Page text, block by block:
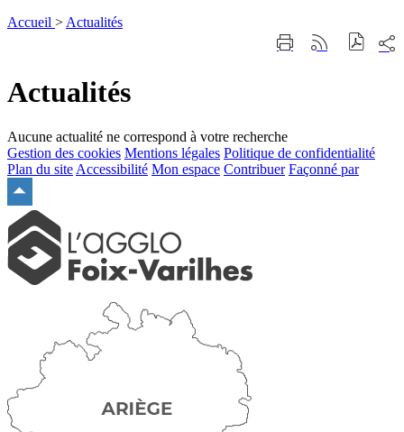
Accueil > Actualités
ImprimerGénérer
sur
Actualités
Aucune actualité ne correspond à votre recherche
Gestion des cookies Mentions légales Politique de confidentialité
Plan du site Accessibilité Mon espace Contribuer Façonné par
haut
du
site